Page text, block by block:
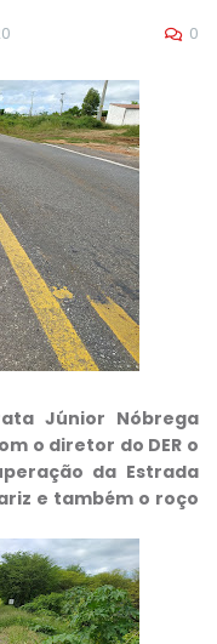
0
Júnior Nóbrega
o diretor do DER o
da Estrada
e também o roço